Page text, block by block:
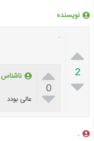
نویسنده

2

.

0

ناشناس
عالی بودد
.